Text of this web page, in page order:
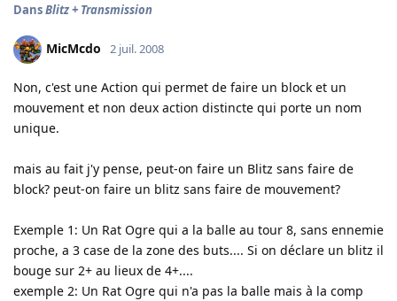
DansBlitz + Transmission
MicMcdo 2 juil. 2008
Non, c'est une Action qui permet de faire un block et un
mouvement et non deux action distincte qui porte un nom
unique.
mais au fait j'y pense, peut-on faire un Blitz sans faire de
block? peut-on faire un blitz sans faire de mouvement?
Exemple 1: Un Rat Ogre qui a la balle au tour 8, sans ennemie
proche, a 3 case de la zone des buts.... Si on déclare un blitz il
bouge sur 2+ au lieux de 4+....
exemple 2: Un Rat Ogre qui n'a pas la balle mais à la comp